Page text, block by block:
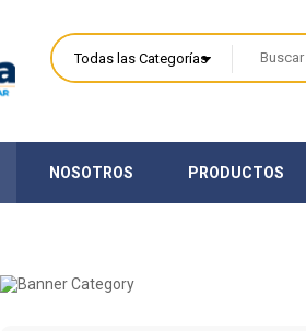
NOSOTROS PRODUCTOS